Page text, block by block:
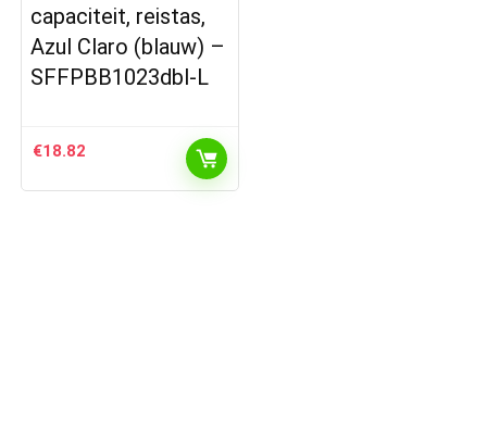
capaciteit, reistas,
Azul Claro (blauw) –
SFFPBB1023dbl-L
€18.82